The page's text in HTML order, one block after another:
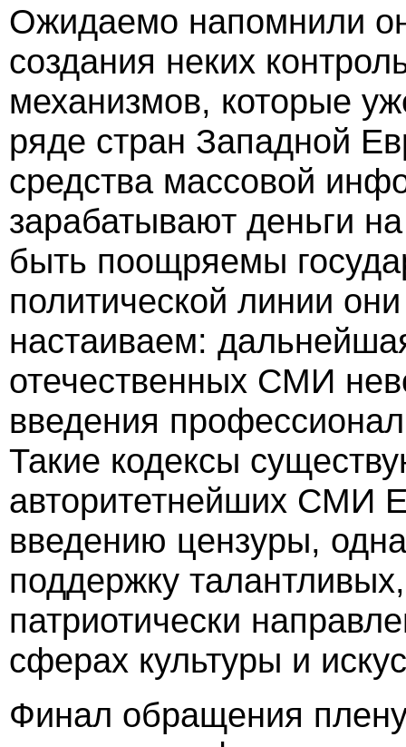
Ожидаемо напомнили
создания неких
механизмов, которые
ряде стран Западной
средства массовой
зарабатывают деньги
быть поощряемы
политической линии
настаиваем:
отечественных СМИ
введения
Такие кодексы
авторитетнейших СМИ
введению цензуры,
поддержку
патриотически
сферах культуры и
Финал обращения